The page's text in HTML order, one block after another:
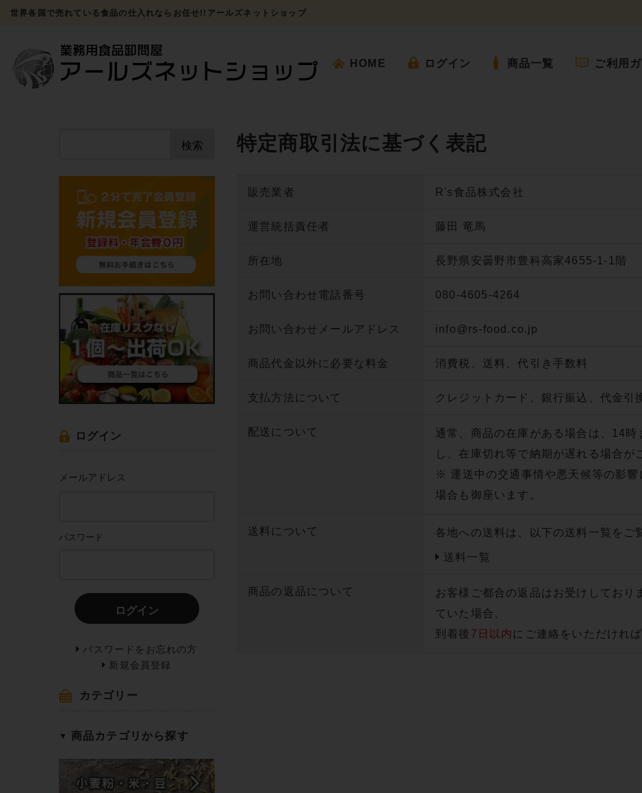
世界各国で売れている食品の仕入れならお任せ!!アールズネットショップ
HOME ログイン 商品一覧 ご利用
特定商取引法に基づく表記
販売業者 R's食品株式会社
運営統括責任者 藤田 竜馬
所在地 長野県安曇野市豊科高家4655-1-1階
お問い合わせ電話番号 080-4605-4264
お問い合わせメールアドレス info@rs-food.co.jp
商品代金以外に必要な料金 消費税、送料、代引き手数料
支払方法について クレジットカード、銀行振込、代金引
配送について 通常、商品の在庫がある場合は、14時
し、在庫切れ等で納期が遅れる場合が
※ 運送中の交通事情や悪天候等の影
場合も御座います。
送料について 各地への送料は、以下の送料一覧をご
送料一覧
商品の返品について
お客様ご都合の返品はお受けしており
ていた場合、
到着後 7日以内 にご連絡をいただけれ
検索
ログイン
メールアドレス
パスワード
ログイン
パスワードをお忘れの方
新規会員登録
カテゴリー
商品カテゴリから探す